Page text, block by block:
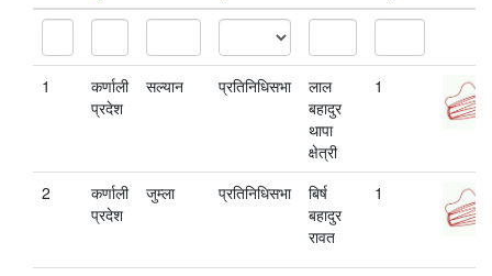
1
कर्णाली
प्रदेश
सल्यान प्रतिनिधिसभा
लाल
बहादुर
थापा
क्षेत्री
1
2
कर्णाली
प्रदेश
जुम्ला प्रतिनिधिसभा
बिर्ष
बहादुर
रावत
1